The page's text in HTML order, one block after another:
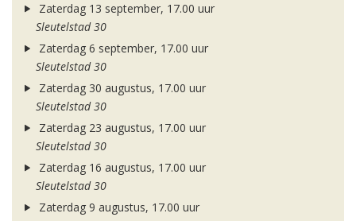
Zaterdag 13 september, 17.00 uur
Sleutelstad 30
Zaterdag 6 september, 17.00 uur
Sleutelstad 30
Zaterdag 30 augustus, 17.00 uur
Sleutelstad 30
Zaterdag 23 augustus, 17.00 uur
Sleutelstad 30
Zaterdag 16 augustus, 17.00 uur
Sleutelstad 30
Zaterdag 9 augustus, 17.00 uur